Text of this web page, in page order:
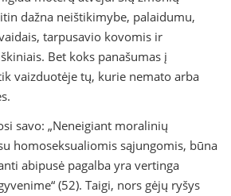
dažna neištikimybe, palaidumu,
tarpusavio kovomis ir
Bet koks panašumas į
vaizduotėje tų, kurie nemato arba
savo: „Neneigiant moralinių
homoseksualiomis sąjungomis, būna
abipusė pagalba yra vertinga
(52). Taigi, nors gėjų ryšys